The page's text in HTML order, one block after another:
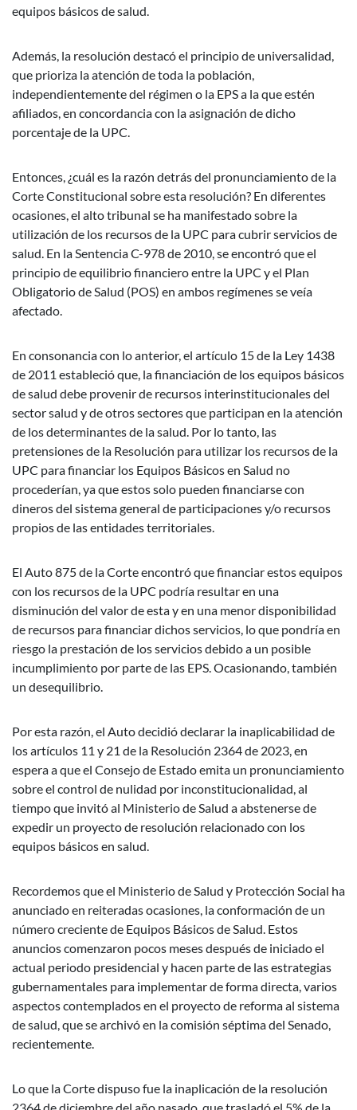
equipos básicos de salud.
Además, la resolución destacó el principio de universalidad,
que prioriza la atención de toda la población,
independientemente del régimen o la EPS a la que estén
afiliados, en concordancia con la asignación de dicho
porcentaje de la UPC.
Entonces, ¿cuál es la razón detrás del pronunciamiento de la
Corte Constitucional sobre esta resolución? En diferentes
ocasiones, el alto tribunal se ha manifestado sobre la
utilización de los recursos de la UPC para cubrir servicios de
salud. En la Sentencia C-978 de 2010, se encontró que el
principio de equilibrio financiero entre la UPC y el Plan
Obligatorio de Salud (POS) en ambos regímenes se veía
afectado.
En consonancia con lo anterior, el artículo 15 de la Ley 1438
de 2011 estableció que, la financiación de los equipos básicos
de salud debe provenir de recursos interinstitucionales del
sector salud y de otros sectores que participan en la atención
de los determinantes de la salud. Por lo tanto, las
pretensiones de la Resolución para utilizar los recursos de la
UPC para financiar los Equipos Básicos en Salud no
procederían, ya que estos solo pueden financiarse con
dineros del sistema general de participaciones y/o recursos
propios de las entidades territoriales.
El Auto 875 de la Corte encontró que financiar estos equipos
con los recursos de la UPC podría resultar en una
disminución del valor de esta y en una menor disponibilidad
de recursos para financiar dichos servicios, lo que pondría en
riesgo la prestación de los servicios debido a un posible
incumplimiento por parte de las EPS. Ocasionando, también
un desequilibrio.
Por esta razón, el Auto decidió declarar la inaplicabilidad de
los artículos 11 y 21 de la Resolución 2364 de 2023, en
espera a que el Consejo de Estado emita un pronunciamiento
sobre el control de nulidad por inconstitucionalidad, al
tiempo que invitó al Ministerio de Salud a abstenerse de
expedir un proyecto de resolución relacionado con los
equipos básicos en salud.
Recordemos que el Ministerio de Salud y Protección Social ha
anunciado en reiteradas ocasiones, la conformación de un
número creciente de Equipos Básicos de Salud. Estos
anuncios comenzaron pocos meses después de iniciado el
actual periodo presidencial y hacen parte de las estrategias
gubernamentales para implementar de forma directa, varios
aspectos contemplados en el proyecto de reforma al sistema
de salud, que se archivó en la comisión séptima del Senado,
recientemente.
Lo que la Corte dispuso fue la inaplicación de la resolución